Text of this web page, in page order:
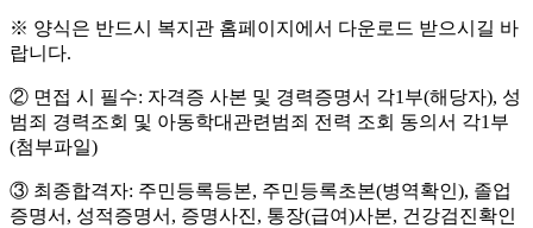
※ 양식은 반드시 복지관 홈페이지에서 다운로드 받으시길 바
랍니다.
② 면접 시 필수: 자격증 사본 및 경력증명서 각1 부(해당자), 성
범죄 경력조회 및 아동학대관련범죄 전력 조회 동의서 각1 부
(첨부파일)
③ 최종합격자: 주민등록등본, 주민등록초본(병역확인), 졸업
증명서 , 성적증명서 , 증명사진, 통장(급여)사본, 건강검진확인